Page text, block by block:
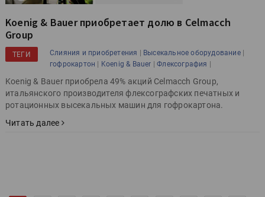
Koenig & Bauer приобретает долю в Celmacch
Group
ТЕГИ Слияния и приобретения | Высекальное оборудование|
гофрокартон | Koenig & Bauer |Флексография |
Koenig & Bauer приобрела 49% акций Celmacch Group,
итальянского производителя флексографских печатных и
ротационных высекальных машин для гофрокартона.
Читать далее